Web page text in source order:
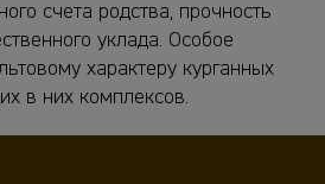
счета родства, прочность
уклада. Особое
характеру курганных
в них комплексов.